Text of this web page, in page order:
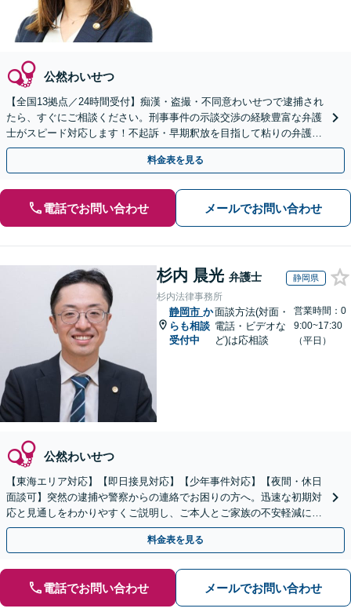
公然わいせつ
【全国13拠点／24時間受付】痴漢・盗撮・不同意わいせつで逮捕され
たら、すぐにご相談ください。刑事事件の示談交渉の経験豊富な弁護
士がスピード対応します！不起訴・早期釈放を目指して粘りの弁護活
動を行います。
料金表を見る
電話でお問い合わせ メールでお問い合わせ
杉内 晨光 弁護士 静岡県
杉内法律事務所
静岡市 か
らも相談
受付中
面談方法(対面・
電話・ビデオな
ど)は応相談
営業時間：0
9:00~17:30
（平日）
公然わいせつ
【東海エリア対応】【即日接見対応】【少年事件対応】【夜間・休日
面談可】突然の逮捕や警察からの連絡でお困りの方へ。迅速な初期対
応と見通しをわかりやすくご説明し、ご本人とご家族の不安軽減に努
めます。早めにご相談ください。
料金表を見る
電話でお問い合わせ メールでお問い合わせ